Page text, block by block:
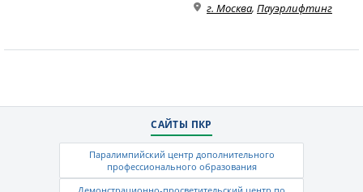
г. Москва, Пауэрлифтинг
САЙТЫ ПКР
Паралимпийский центр дополнительного
профессионального образования